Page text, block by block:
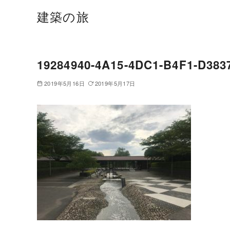
建築の旅
19284940-4A15-4DC1-B4F1-
2019年5月16日 2019年5月17日